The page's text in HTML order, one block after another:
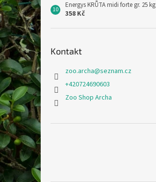
Energys KRŮTA midi forte gr. 25 kg
358 Kč
Kontakt
zoo.archa@seznam.cz
+420724690603
Zoo Shop Archa